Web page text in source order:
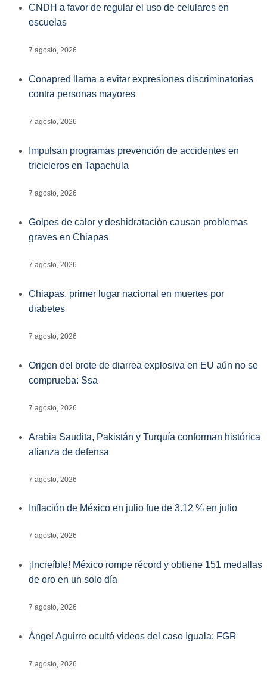
CNDH a favor de regular el uso de celulares en
escuelas
7 agosto, 2026
Conapred llama a evitar expresiones discriminatorias
contra personas mayores
7 agosto, 2026
Impulsan programas prevención de accidentes en
tricicleros en Tapachula
7 agosto, 2026
Golpes de calor y deshidratación causan problemas
graves en Chiapas
7 agosto, 2026
Chiapas, primer lugar nacional en muertes por
diabetes
7 agosto, 2026
Origen del brote de diarrea explosiva en EU aún no se
comprueba: Ssa
7 agosto, 2026
Arabia Saudita, Pakistán y Turquía conforman histórica
alianza de defensa
7 agosto, 2026
Inflación de México en julio fue de 3.12 % en julio
7 agosto, 2026
¡Increíble! México rompe récord y obtiene 151 medallas
de oro en un solo día
7 agosto, 2026
Ángel Aguirre ocultó videos del caso Iguala: FGR
7 agosto, 2026